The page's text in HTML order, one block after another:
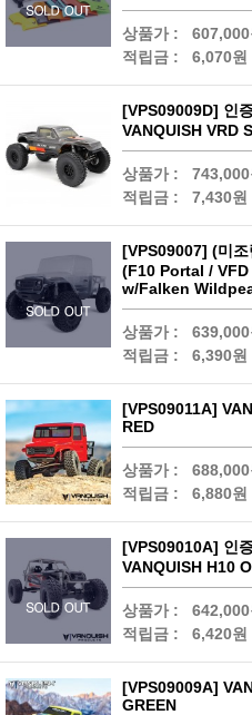
상품가 : 607,000
적립금 : 6,070원
[VPS09009D] 인
VANQUISH VRD
상품가 : 743,000
적립금 : 7,430원
[VPS09007] (미
(F10 Portal /
w/Falken
상품가 : 639,000
적립금 : 6,390원
[VPS09011A]
RED
상품가 : 688,000
적립금 : 6,880원
[VPS09010A] 인
VANQUISH H10
상품가 : 642,000
적립금 : 6,420원
[VPS09009A]
GREEN